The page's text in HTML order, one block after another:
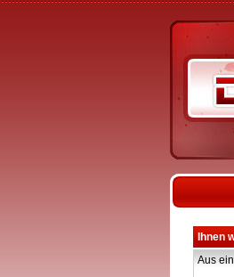
Ihnen
Aus